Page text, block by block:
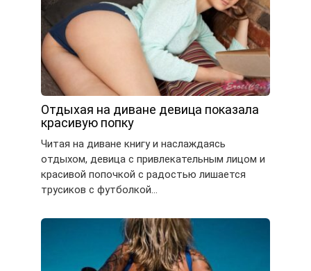
Отдыхая на диване девица показала
красивую попку
Читая на диване книгу и наслаждаясь
отдыхом, девица с привлекательным лицом и
красивой попочкой с радостью лишается
трусиков с футболкой…